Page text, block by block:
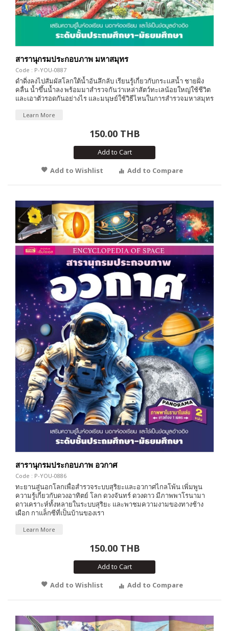
สารานุกรมประกอบภาพ มหาสมุทร
Code : P-YOU-0887
ดำดิ่งลงไปสัมผัสโลกใต้น้ำอันลึกลับ เรียนรู้เกี่ยวกับกระเเสน้ำ ชายฝั่ง
คลื่น น้ำขึ้นน้ำลง พร้อมมาสำรวจกันว่าเหล่าสัตว์ทะเลน้อยใหญ่ใช้ชีวิต
และเอาตัวรอดกันอย่างไร และมนุษย์ใช้วิธีไหนในการสำรวจมหาสมุทร
Learn More
150.00 THB
Add to Cart
Add to Wishlist
Add to Compare
สารานุกรมประกอบภาพ อวกาศ
Code : P-YOU-0886
ทะยานสู่นอกโลกเพื่อสำรวจระบบสุริยะและอวกาศไกลโพ้น เพิ่มพูน
ความรู้เกี่ยวกับดวงอาทิตย์ โลก ดวงจันทร์ ดวงดาว มีภาพพาโรนามา
ดาวเคราะห์ทั้งหลายในระบบสุริยะ และพาชมความงามของทางช้าง
เผือก กาแล็กซีที่เป็นบ้านของเรา
Learn More
150.00 THB
Add to Cart
Add to Wishlist
Add to Compare